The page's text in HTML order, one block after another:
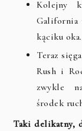
Kolejny
Galifornia
kąciku oka.
Teraz
Rush i
zwykle
środek
Taki delikatny,